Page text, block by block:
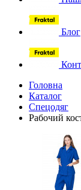
Блог
Головна
Каталог
Спецодяг
Рабочий